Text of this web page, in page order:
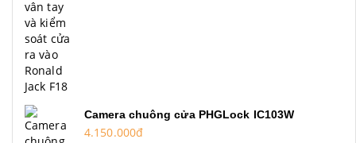
Camera chuông cửa PHGLock IC103W
4.150.000đ